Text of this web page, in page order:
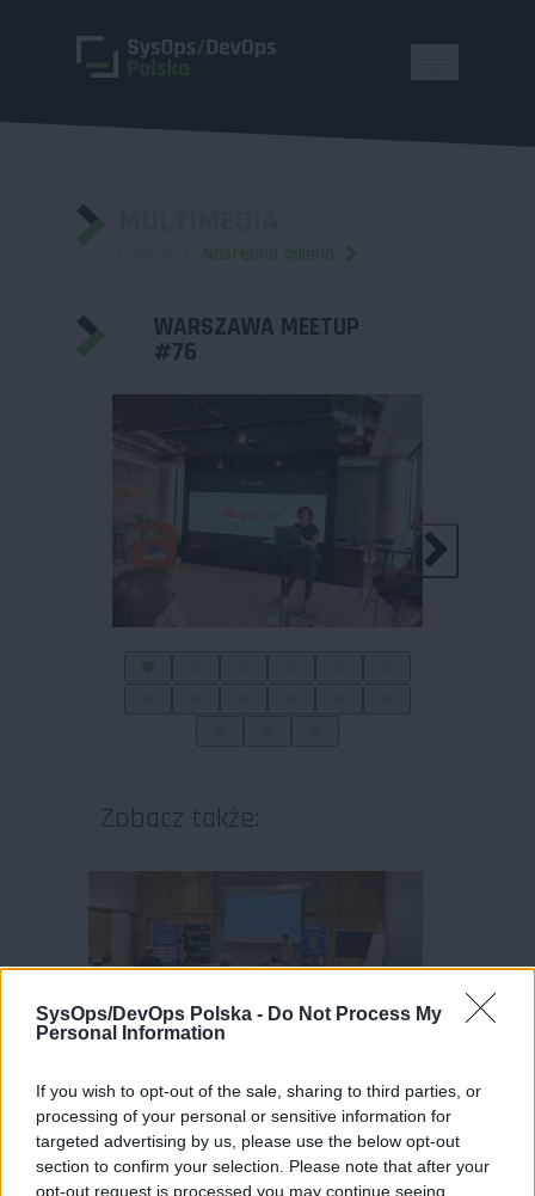
SysOps/DevOps Polska - Do Not Process My
Personal Information
If you wish to opt-out of the sale, sharing to third parties, or
processing of your personal or sensitive information for
targeted advertising by us, please use the below opt-out
section to confirm your selection. Please note that after your
opt-out request is processed you may continue seeing
Następna galeria
WARSZAWA MEETUP
#76
Zobacz także:
Warszawa MeetUp #86